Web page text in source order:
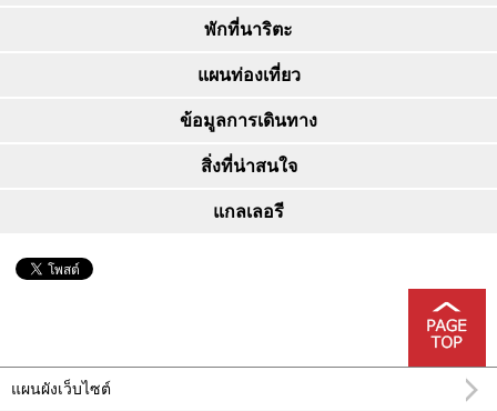
พักที่นาริตะ
แผนท่องเที่ยว
ข้อมูลการเดินทาง
สิ่งที่น่าสนใจ
แกลเลอรี
แผนผังเว็บไซต์